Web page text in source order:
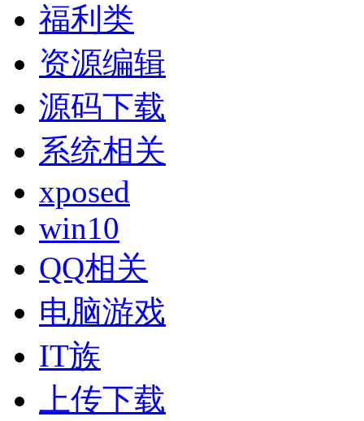
福利类
资源编辑
源码下载
系统相关
xposed
win10
QQ相关
电脑游戏
IT族
上传下载